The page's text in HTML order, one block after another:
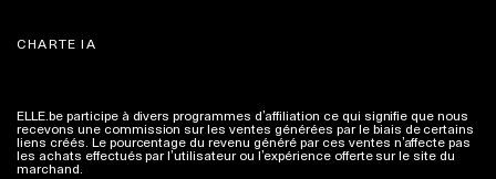
CHARTE IA
ELLE.be participe à divers programmes d’affiliation ce qui signifie que nous
recevons une commission sur les ventes générées par le biais de certains
liens créés. Le pourcentage du revenu généré par ces ventes n’affecte pas
les achats effectués par l’utilisateur ou l’expérience offerte sur le site du
marchand. Plus d'infos